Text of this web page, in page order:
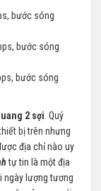
bước sóng
bước sóng
bước sóng
2 sợi. Quý
bị trên nhưng
địa chỉ nào uy
tự tin là một địa
ngày lượng tương